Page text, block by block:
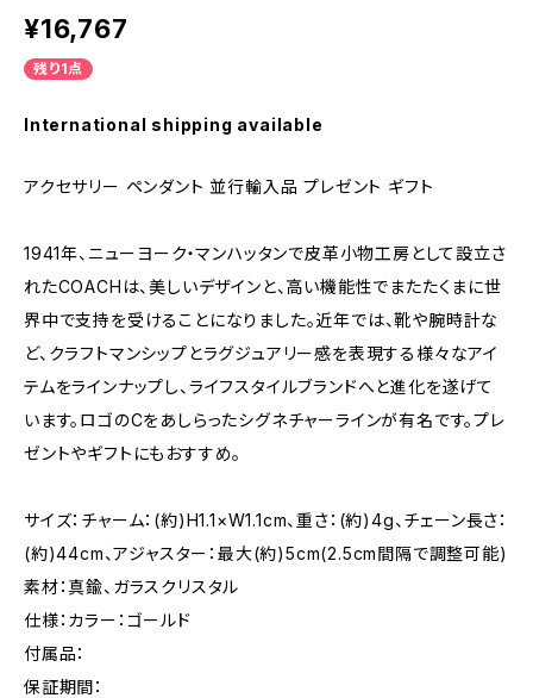
¥16,767
残り1点
International shipping available
アクセサリー ペンダント 並行輸入品 プレゼント ギフト
1941年、ニューヨーク・マンハッタンで皮革小物工房として設立さ
れたCOACHは、美しいデザインと、高い機能性でまたたくまに世
界中で支持を受けることになりました。近年では、靴や腕時計な
ど、クラフトマンシップとラグジュアリー感を表現する様々なアイ
テムをラインナップし、ライフスタイルブランドへと進化を遂げて
います。ロゴのCをあしらったシグネチャーラインが有名です。プレ
ゼントやギフトにもおすすめ。
サイズ：チャーム：(約)H1.1×W1.1cm、重さ：(約)4g、チェーン長さ：
(約)44cm、アジャスター：最大(約)5cm(2.5cm間隔で調整可能)
素材：真鍮、ガラスクリスタル
仕様：カラー：ゴールド
付属品：
保証期間：